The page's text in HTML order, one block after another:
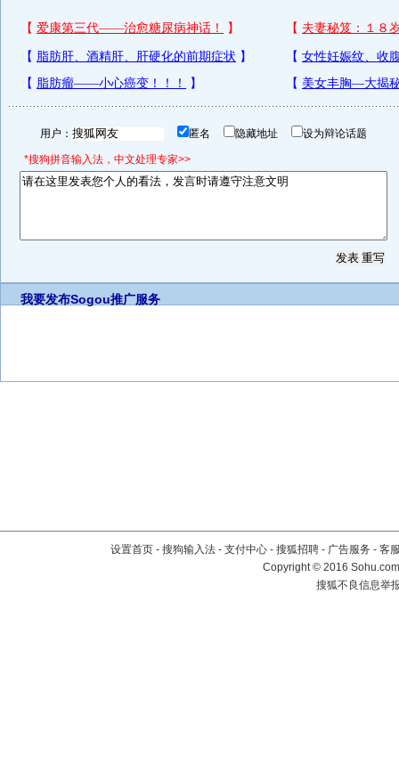
用户： 匿名 隐藏地址 设为辩论话题
*搜狗拼音输入法，中文处理专家>>
我要发布Sogou推广服务
设置首页 - 搜狗输入法 - 支付中心 - 搜狐招聘 - 广告服务 - 客
Copyright©2016
搜狐不良信息举